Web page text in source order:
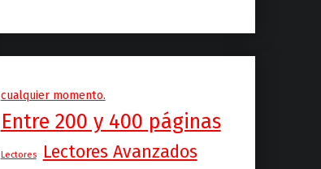
cualquier momento.
Entre 200 y 400 páginas
Lectores Lectores Avanzados